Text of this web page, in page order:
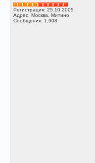
Регистрация: 25.10.2005
Адрес: Москва, Митино
Сообщения: 1,908